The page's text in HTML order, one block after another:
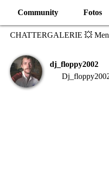
Community Fotos
CHATTERGALERIE 💥
dj_floppy2002